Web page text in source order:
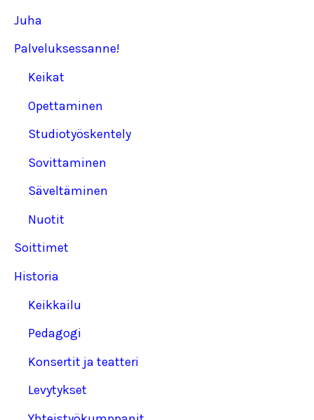
Juha
Palveluksessanne!
Keikat
Opettaminen
Studiotyöskentely
Sovittaminen
Säveltäminen
Nuotit
Soittimet
Historia
Keikkailu
Pedagogi
Konsertit ja teatteri
Levytykset